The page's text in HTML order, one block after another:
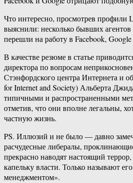
Что интересно, просмотрев профили
выяснили: несколько бывших
перешли на работу в Facebook,
В качестве резюме в статье
директора по вопросам
Стэнфордского центра Интернета и
for Internet and Society) Альберта
типичными и распространенными
отметив, что они вполне легальны,
частную жизнь.
PS. Иллюзий и не было — давно
расчудесные либералы,
прекрасно наводят настоящий
капельку власти. Только называют
менеджментом».